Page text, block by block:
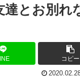
「安倍晋三」「麻
漫画「人間を舐
ハンターハンタ
ひなこのーと作者
韓国、日本で韓
達とお別れ
コピー